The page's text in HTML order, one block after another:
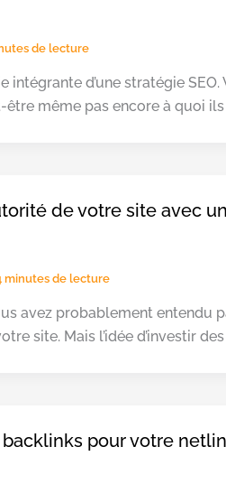
de lecture
intégrante d’une stratégie
être même pas encore à quoi ils
de votre site avec
minutes de lecture
avez probablement entendu
site. Mais l’idée d’investir
pour votre